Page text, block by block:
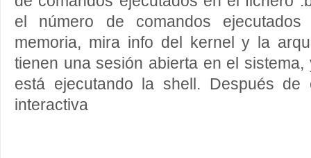
el número de comandos
memoria, mira info del kernel y la
tienen una sesión abierta en el
está ejecutando la shell. Después de
interactiva